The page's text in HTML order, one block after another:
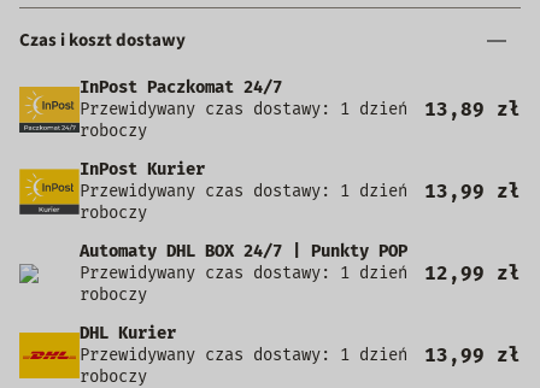
Czas i koszt dostawy
InPost Paczkomat 24/7
Przewidywany czas dostawy: 1 dzień
roboczy
13,89 zł
InPost Kurier
Przewidywany czas dostawy: 1 dzień
roboczy
13,99 zł
Automaty DHL BOX 24/7 | Punkty POP
Przewidywany czas dostawy: 1 dzień
roboczy
12,99 zł
DHL Kurier
Przewidywany czas dostawy: 1 dzień
roboczy
13,99 zł